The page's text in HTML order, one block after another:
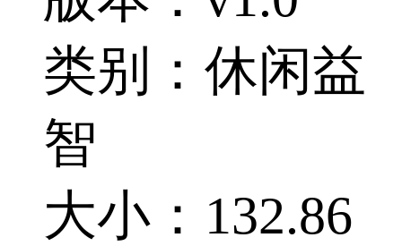
类别：休闲益
智
大小：132.86